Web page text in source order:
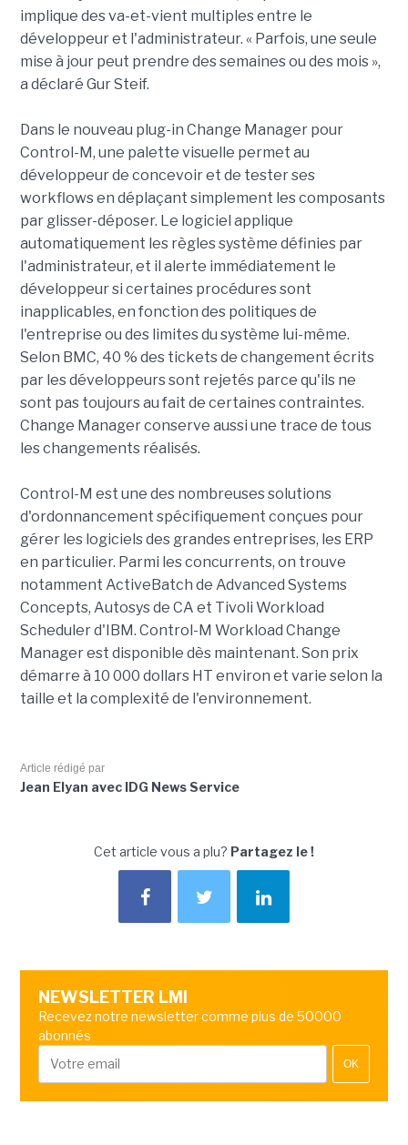
implique des va-et-vient multiples entre le
développeur et l'administrateur. « Parfois, une seule
mise à jour peut prendre des semaines ou des mois »,
a déclaré Gur Steif.
Dans le nouveau plug-in Change Manager pour
Control-M, une palette visuelle permet au
développeur de concevoir et de tester ses
workflows en déplaçant simplement les composants
par glisser-déposer. Le logiciel applique
automatiquement les règles système définies par
l'administrateur, et il alerte immédiatement le
développeur si certaines procédures sont
inapplicables, en fonction des politiques de
l'entreprise ou des limites du système lui-même.
Selon BMC, 40 % des tickets de changement écrits
par les développeurs sont rejetés parce qu'ils ne
sont pas toujours au fait de certaines contraintes.
Change Manager conserve aussi une trace de tous
les changements réalisés.
Control-M est une des nombreuses solutions
d'ordonnancement spécifiquement conçues pour
gérer les logiciels des grandes entreprises, les ERP
en particulier. Parmi les concurrents, on trouve
notamment ActiveBatch de Advanced Systems
Concepts, Autosys de CA et Tivoli Workload
Scheduler d'IBM. Control-M Workload Change
Manager est disponible dès maintenant. Son prix
démarre à 10 000 dollars HT environ et varie selon la
taille et la complexité de l'environnement.
Article rédigé par
Jean Elyan avec IDG News Service
Cet article vous a plu? Partagez le !
NEWSLETTER LMI
Recevez notre newsletter comme plus de 50000
abonnés
OK